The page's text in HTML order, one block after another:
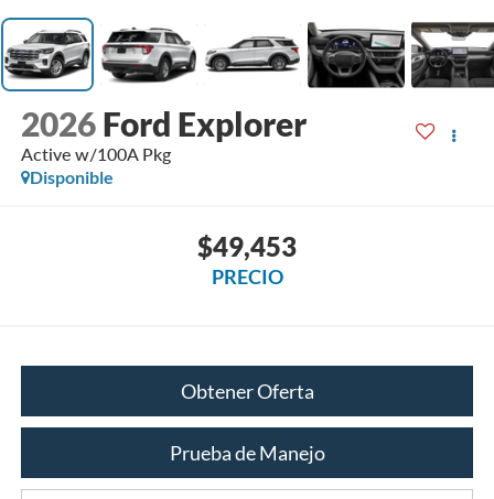
2026 Ford Explorer
Active w/100A Pkg
Disponible
$49,453
PRECIO
Obtener Oferta
Prueba de Manejo